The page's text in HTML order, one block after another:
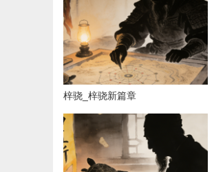
梓骁_梓骁新篇章